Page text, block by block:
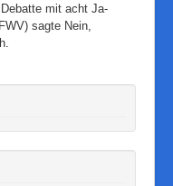
mit acht Ja-
sagte Nein,